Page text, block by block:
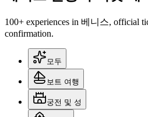
100+ experiences in 베니스, official
confirmation.
모두
보트 여행
궁전 및 성